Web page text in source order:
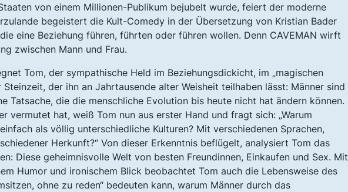
von einem Millionen-Publikum bejubelt wurde, feiert der moderne
begeistert die Kult-Comedy in der Übersetzung von Kristian Bader
eine Beziehung führen, führten oder führen wollen. Denn CAVEMAN wirft
zwischen Mann und Frau.
Tom, der sympathische Held im Beziehungsdickicht, im „magischen
Steinzeit, der ihn an Jahrtausende alter Weisheit teilhaben lässt: Männer sind
Tatsache, die die menschliche Evolution bis heute nicht hat ändern können.
vermutet hat, weiß Tom nun aus erster Hand und fragt sich: „Warum
als völlig unterschiedliche Kulturen? Mit verschiedenen Sprachen,
Herkunft?“ Von dieser Erkenntnis beflügelt, analysiert Tom das
Diese geheimnisvolle Welt von besten Freundinnen, Einkaufen und Sex. Mit
Humor und ironischem Blick beobachtet Tom auch die Lebensweise des
ohne zu reden“ bedeuten kann, warum Männer durch das